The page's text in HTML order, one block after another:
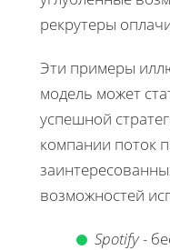
рекрутеры
Эти примеры
модель может
успешной
компании поток
возможностей
Spotify-